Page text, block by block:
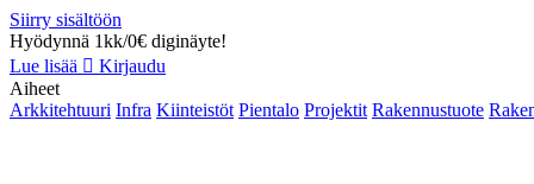
Siirry sisältöön
Hyödynnä 1kk/0€ diginäyte!
Lue lisää
Kirjaudu
Aiheet
Arkkitehtuuri Infra Kiinteistöt Pientalo Projektit Rakennustuote